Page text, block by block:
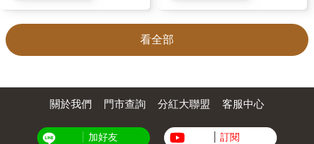
看全部
關於我們 門市查詢 分紅大聯盟 客服中心
加好友 訂閱